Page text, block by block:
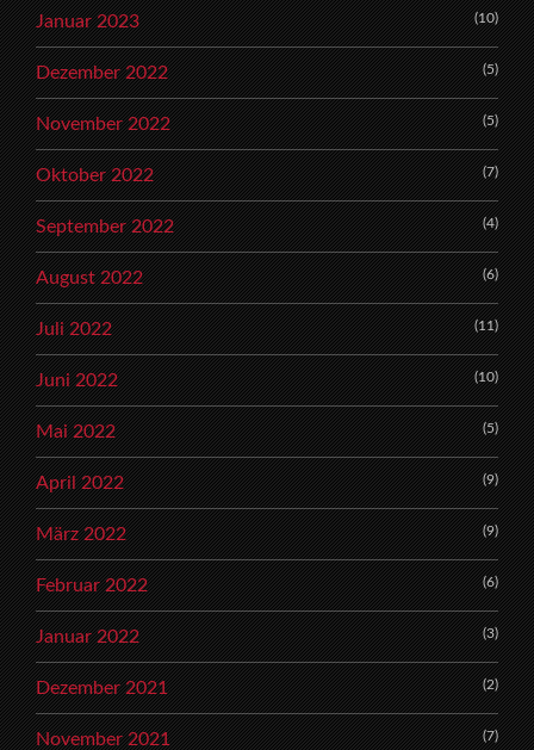
Januar 2023 (10)
Dezember 2022 (5)
November 2022 (5)
Oktober 2022 (7)
September 2022 (4)
August 2022 (6)
Juli 2022 (11)
Juni 2022 (10)
Mai 2022 (5)
April 2022 (9)
März 2022 (9)
Februar 2022 (6)
Januar 2022 (3)
Dezember 2021 (2)
November 2021 (7)